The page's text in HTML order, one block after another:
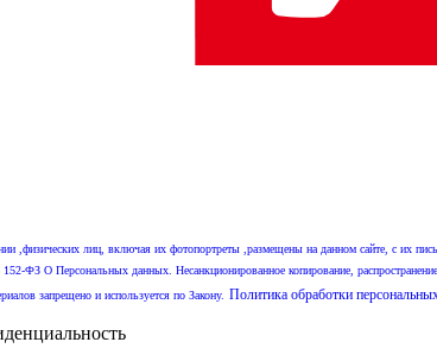
,физических лиц, включая их фотопортреты ,размещены на данном сайте, с их
ФЗ О Персональных данных. Несанкционированное копирование, распространение
запрещено и используется по Закону. Политика обработки